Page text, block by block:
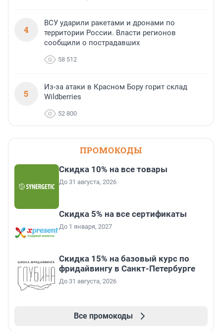
4
ВСУ ударили ракетами и дронами по
территории России. Власти регионов
сообщили о пострадавших
58 512
5
Из-за атаки в Красном Бору горит склад
Wildberries
52 800
ПРОМОКОДЫ
Скидка 10% на все товары
До 31 августа, 2026
Скидка 5% на все сертификаты
До 1 января, 2027
Скидка 15% на базовый курс по
фридайвингу в Санкт-Петербурге
До 31 августа, 2026
Все промокоды